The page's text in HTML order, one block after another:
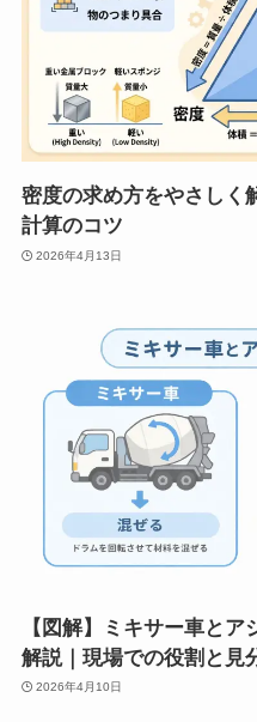
密度の求め方をやさしく
計算のコツ
2026年4月13日
【図解】ミキサー車と
解説｜現場での役割と見
2026年4月10日